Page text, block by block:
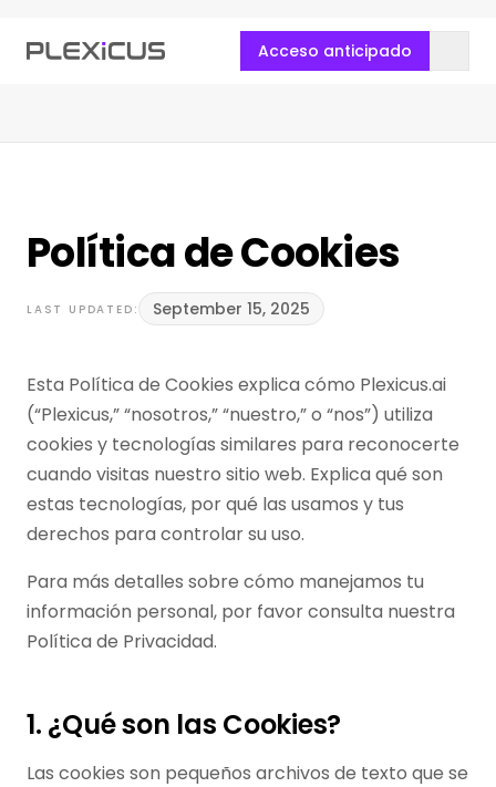
Acceso anticipado
Política de Cookies
LAST UPDATED: September 15, 2025
Esta Política de Cookies explica cómo Plexicus.ai
(“Plexicus,” “nosotros,” “nuestro,” o “nos”) utiliza
cookies y tecnologías similares para reconocerte
cuando visitas nuestro sitio web. Explica qué son
estas tecnologías, por qué las usamos y tus
derechos para controlar su uso.
Para más detalles sobre cómo manejamos tu
información personal, por favor consulta nuestra
Política de Privacidad.
1. ¿Qué son las Cookies?
Las cookies son pequeños archivos de texto que se